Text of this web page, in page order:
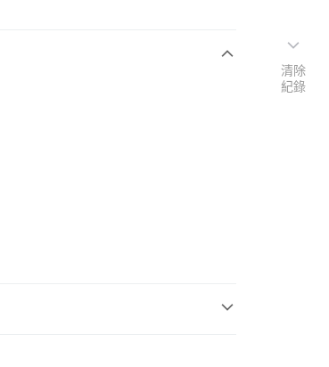
清除
紀錄